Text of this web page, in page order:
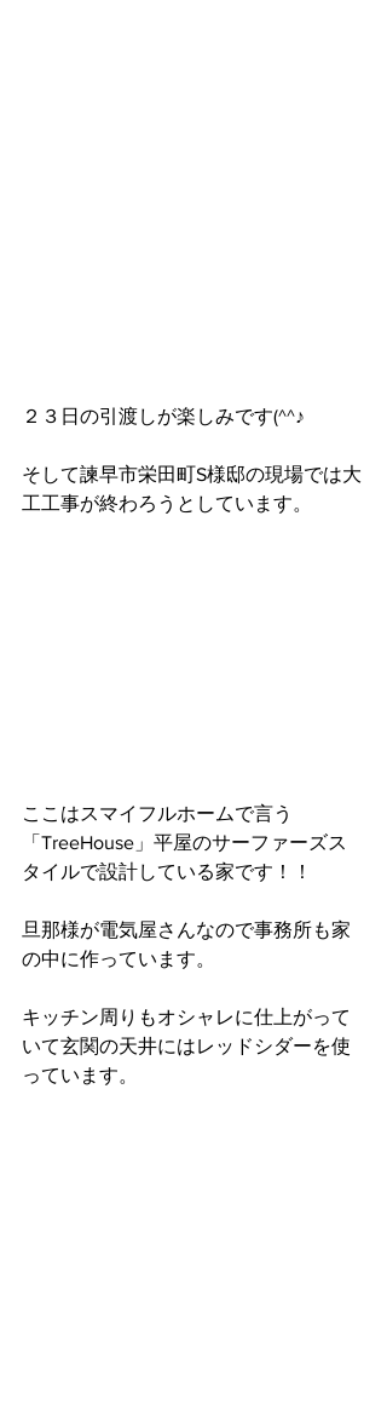
２３日の引渡しが楽しみです(^^♪
そして諫早市栄田町S様邸の現場では大
工工事が終わろうとしています。
ここはスマイフルホームで言う
「TreeHouse」平屋のサーファーズス
タイルで設計している家です！！
旦那様が電気屋さんなので事務所も家
の中に作っています。
キッチン周りもオシャレに仕上がって
いて玄関の天井にはレッドシダーを使
っています。